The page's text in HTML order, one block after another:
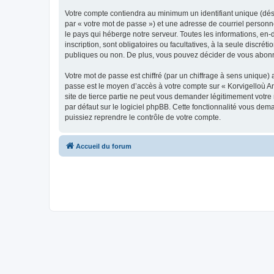
Votre compte contiendra au minimum un identifiant unique
par « votre mot de passe ») et une adresse de courriel
le pays qui héberge notre serveur. Toutes les informations,
inscription, sont obligatoires ou facultatives, à la seule
publiques ou non. De plus, vous pouvez décider de vous
Votre mot de passe est chiffré (par un chiffrage à sens
passe est le moyen d’accès à votre compte sur « Korvigelloù
site de tierce partie ne peut vous demander légitimement
par défaut sur le logiciel phpBB. Cette fonctionnalité vous
puissiez reprendre le contrôle de votre compte.
Accueil du forum